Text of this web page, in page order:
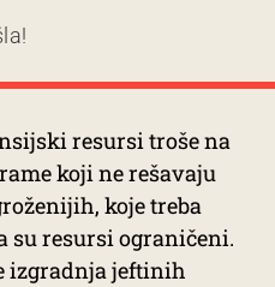
resursi troše na
koji ne rešavaju
koje treba
resursi ograničeni.
izgradnja jeftinih